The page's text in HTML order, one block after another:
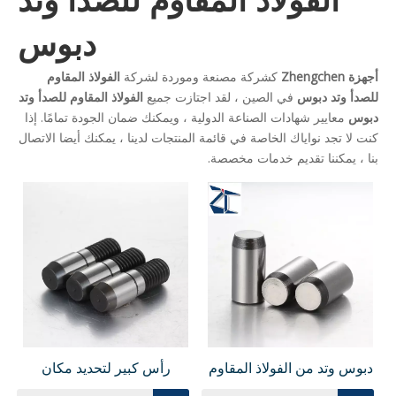
دبوس
أجهزة Zhengchen كشركة مصنعة وموردة لشركة الفولاذ المقاوم
للصدأ وتد دبوس في الصين ، لقد اجتازت جميع الفولاذ المقاوم للصدأ وتد
دبوس معايير شهادات الصناعة الدولية ، ويمكنك ضمان الجودة تمامًا. إذا
كنت لا تجد نواياك الخاصة في قائمة المنتجات لدينا ، يمكنك أيضا الاتصال
بنا ، يمكننا تقديم خدمات مخصصة.
دبوس وتد من الفولاذ المقاوم
رأس كبير لتحديد مكان
دبوس رأس دائري ماسي